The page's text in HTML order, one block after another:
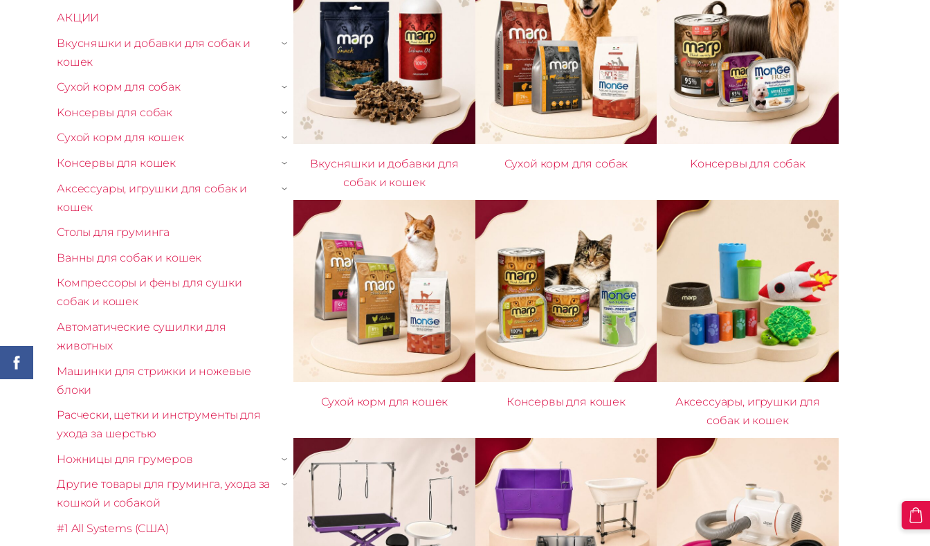
АКЦИИ
Вкусняшки и добавки для собак и
кошек
›
Сухой корм для собак ›
Kонсервы для собак ›
Сухой корм для кошек ›
Консервы для кошек ›
Аксессуары, игрушки для собак и
кошек
›
Столы для груминга
Ванны для собак и кошек
Компрессоры и фены для сушки
собак и кошек
Автоматические сушилки для
животных
Машинки для стрижки и ножевые
блоки
Расчески, щетки и инструменты для
ухода за шерстью
Ножницы для грумеров
›
Другие товары для груминга, ухода за
кошкой и собакой
›
#1 All Systems (США)
Вкусняшки и добавки для
собак и кошек
Сухой корм для собак Kонсервы для собак
Сухой корм для кошек Консервы для кошек
Аксессуары, игрушки для
собак и кошек